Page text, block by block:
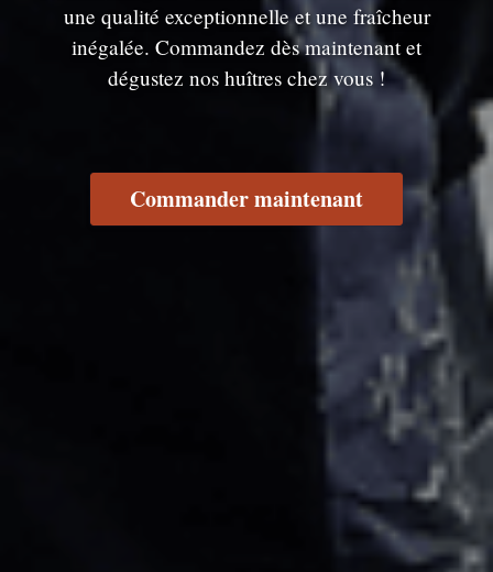
une qualité exceptionnelle et une fraîcheur
inégalée. Commandez dès maintenant et
dégustez nos huîtres chez vous !
Commander maintenant